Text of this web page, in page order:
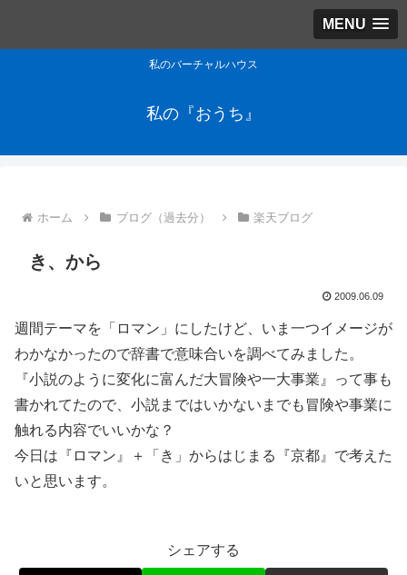
MENU
私のバーチャルハウス
私の『おうち』
ホーム ブログ（過去分） 楽天ブログ
き、から
2009.06.09
週間テーマを「ロマン」にしたけど、いま一つイメージが
わかなかったので辞書で意味合いを調べてみました。
『小説のように変化に富んだ大冒険や一大事業』って事も
書かれてたので、小説まではいかないまでも冒険や事業に
触れる内容でいいかな？
今日は『ロマン』＋「き」からはじまる『京都』で考えた
いと思います。
シェアする